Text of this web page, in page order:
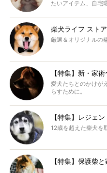
たいアイテム、自宅
柴犬ライフ ストア
厳選＆オリジナルの
【特集】新・家
愛犬たちとのかけが
らすために。
【特集】レジェ
12歳を超えた柴犬を
【特集】保護柴